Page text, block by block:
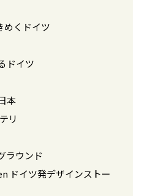
めくドイツ
ドイツ
本
リ
ラウンド
ドイツ発デザインストー